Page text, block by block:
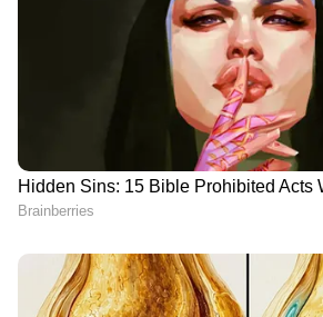
വിശകലനങ്ങൾ — എല്ലാം
News Malayalam